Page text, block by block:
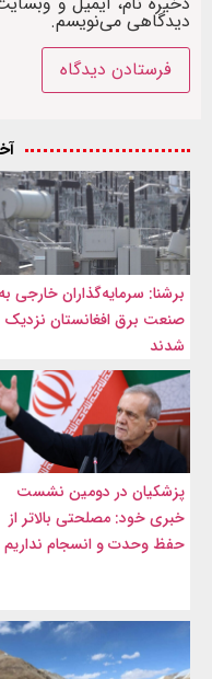
دیدگاهی می‌نویسم.
برشنا: سرمایه‌گذاران خارجی به
صنعت برق افغانستان نزدیک
شدند
پزشکیان در دومین نشست
خبری خود: مصلحتی بالاتر از
حفظ وحدت و انسجام نداریم